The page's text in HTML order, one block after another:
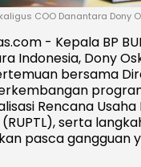
COO Danantara Dony
- Kepala BP
Indonesia, Dony
bersama
Rencana
serta
pasca gangguan